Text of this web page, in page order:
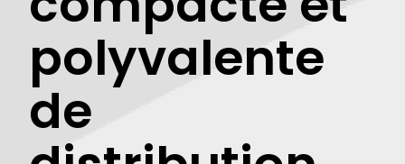
polyvalente
de